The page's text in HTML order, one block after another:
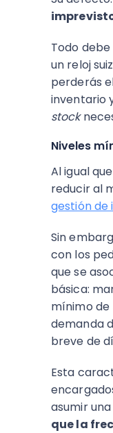
Todo
un reloj
perderás
inventario
stock
Niveles
Al igual
reducir al
gestión de
Sin
con los
que se
básica:
mínimo de
demanda
breve de
Esta
asumir
que la